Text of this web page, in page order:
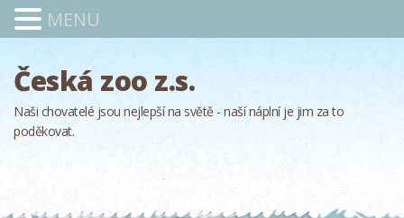
Česká zoo z.s.
Naši chovatelé jsou nejlepší na světě - naší náplní je jim za to
poděkovat.
MENU